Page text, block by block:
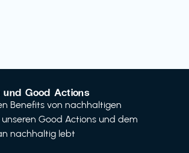
und Good Actions
Benefits von nachhaltigen
Good Actions und dem
nachhaltig lebt